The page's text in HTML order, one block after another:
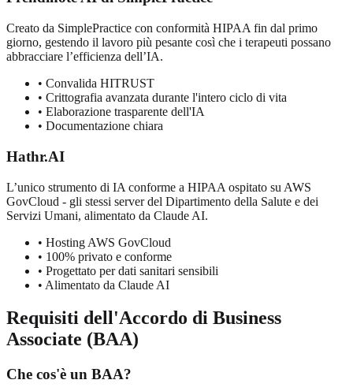
Creato da SimplePractice con conformità HIPAA fin dal primo
giorno, gestendo il lavoro più pesante così che i terapeuti possano
abbracciare l’efficienza dell’IA.
• Convalida HITRUST
• Crittografia avanzata durante l'intero ciclo di vita
• Elaborazione trasparente dell'IA
• Documentazione chiara
Hathr.AI
L’unico strumento di IA conforme a HIPAA ospitato su AWS
GovCloud - gli stessi server del Dipartimento della Salute e dei
Servizi Umani, alimentato da Claude AI.
• Hosting AWS GovCloud
• 100% privato e conforme
• Progettato per dati sanitari sensibili
• Alimentato da Claude AI
Requisiti dell'Accordo di Business
Associate (BAA)
Che cos'è un BAA?